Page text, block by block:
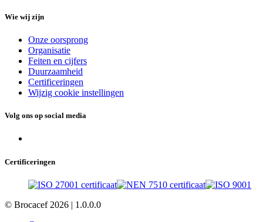
Wie wij zijn
Onze oorsprong
Organisatie
Feiten en cijfers
Duurzaamheid
Certificeringen
Wijzig cookie instellingen
Volg ons op social media
Certificeringen
© Brocacef 2026 | 1.0.0.0